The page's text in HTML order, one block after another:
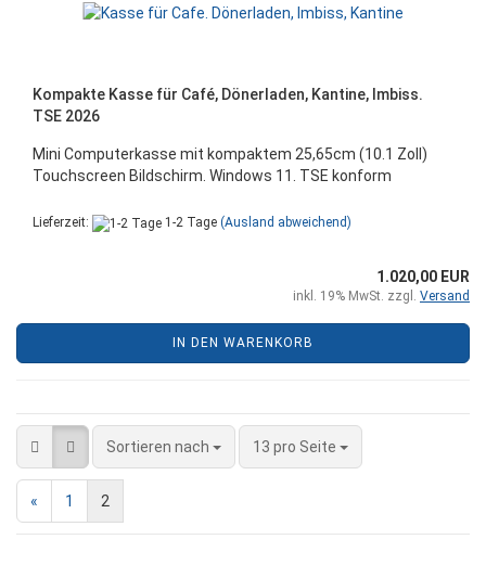
Kompakte Kasse für Café, Dönerladen, Kantine, Imbiss.
TSE 2026
Mini Computerkasse mit kompaktem 25,65cm (10.1 Zoll)
Touchscreen Bildschirm. Windows 11. TSE konform
Lieferzeit: 1-2 Tage (Ausland abweichend)
1.020,00 EUR
inkl. 19% MwSt. zzgl. Versand
IN DEN WARENKORB
Sortieren nach
Sortieren nach 13 pro Seite
pro Seite
« 1 2